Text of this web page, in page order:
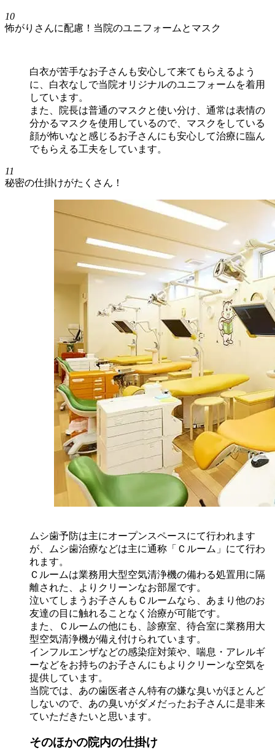
10
怖がりさんに配慮！当院のユニフォームとマスク
白衣が苦手なお子さんも安心して来てもらえるよう
に、白衣なしで当院オリジナルのユニフォームを着用
しています。
また、院長は普通のマスクと使い分け、通常は表情の
分かるマスクを使用しているので、マスクをしている
顔が怖いなと感じるお子さんにも安心して治療に臨ん
でもらえる工夫をしています。
11
秘密の仕掛けがたくさん！
ムシ歯予防は主にオープンスペースにて行われます
が、ムシ歯治療などは主に通称「Ｃルーム」にて行わ
れます。
Ｃルームは業務用大型空気清浄機の備わる処置用に隔
離された、よりクリーンなお部屋です。
泣いてしまうお子さんもＣルームなら、あまり他のお
友達の目に触れることなく治療が可能です。
また、Ｃルームの他にも、診療室、待合室に業務用大
型空気清浄機が備え付けられています。
インフルエンザなどの感染症対策や、喘息・アレルギ
ーなどをお持ちのお子さんにもよりクリーンな空気を
提供しています。
当院では、あの歯医者さん特有の嫌な臭いがほとんど
しないので、あの臭いがダメだったお子さんに是非来
ていただきたいと思います。
そのほかの院内の仕掛け